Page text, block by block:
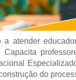
a atender
Capacita
do